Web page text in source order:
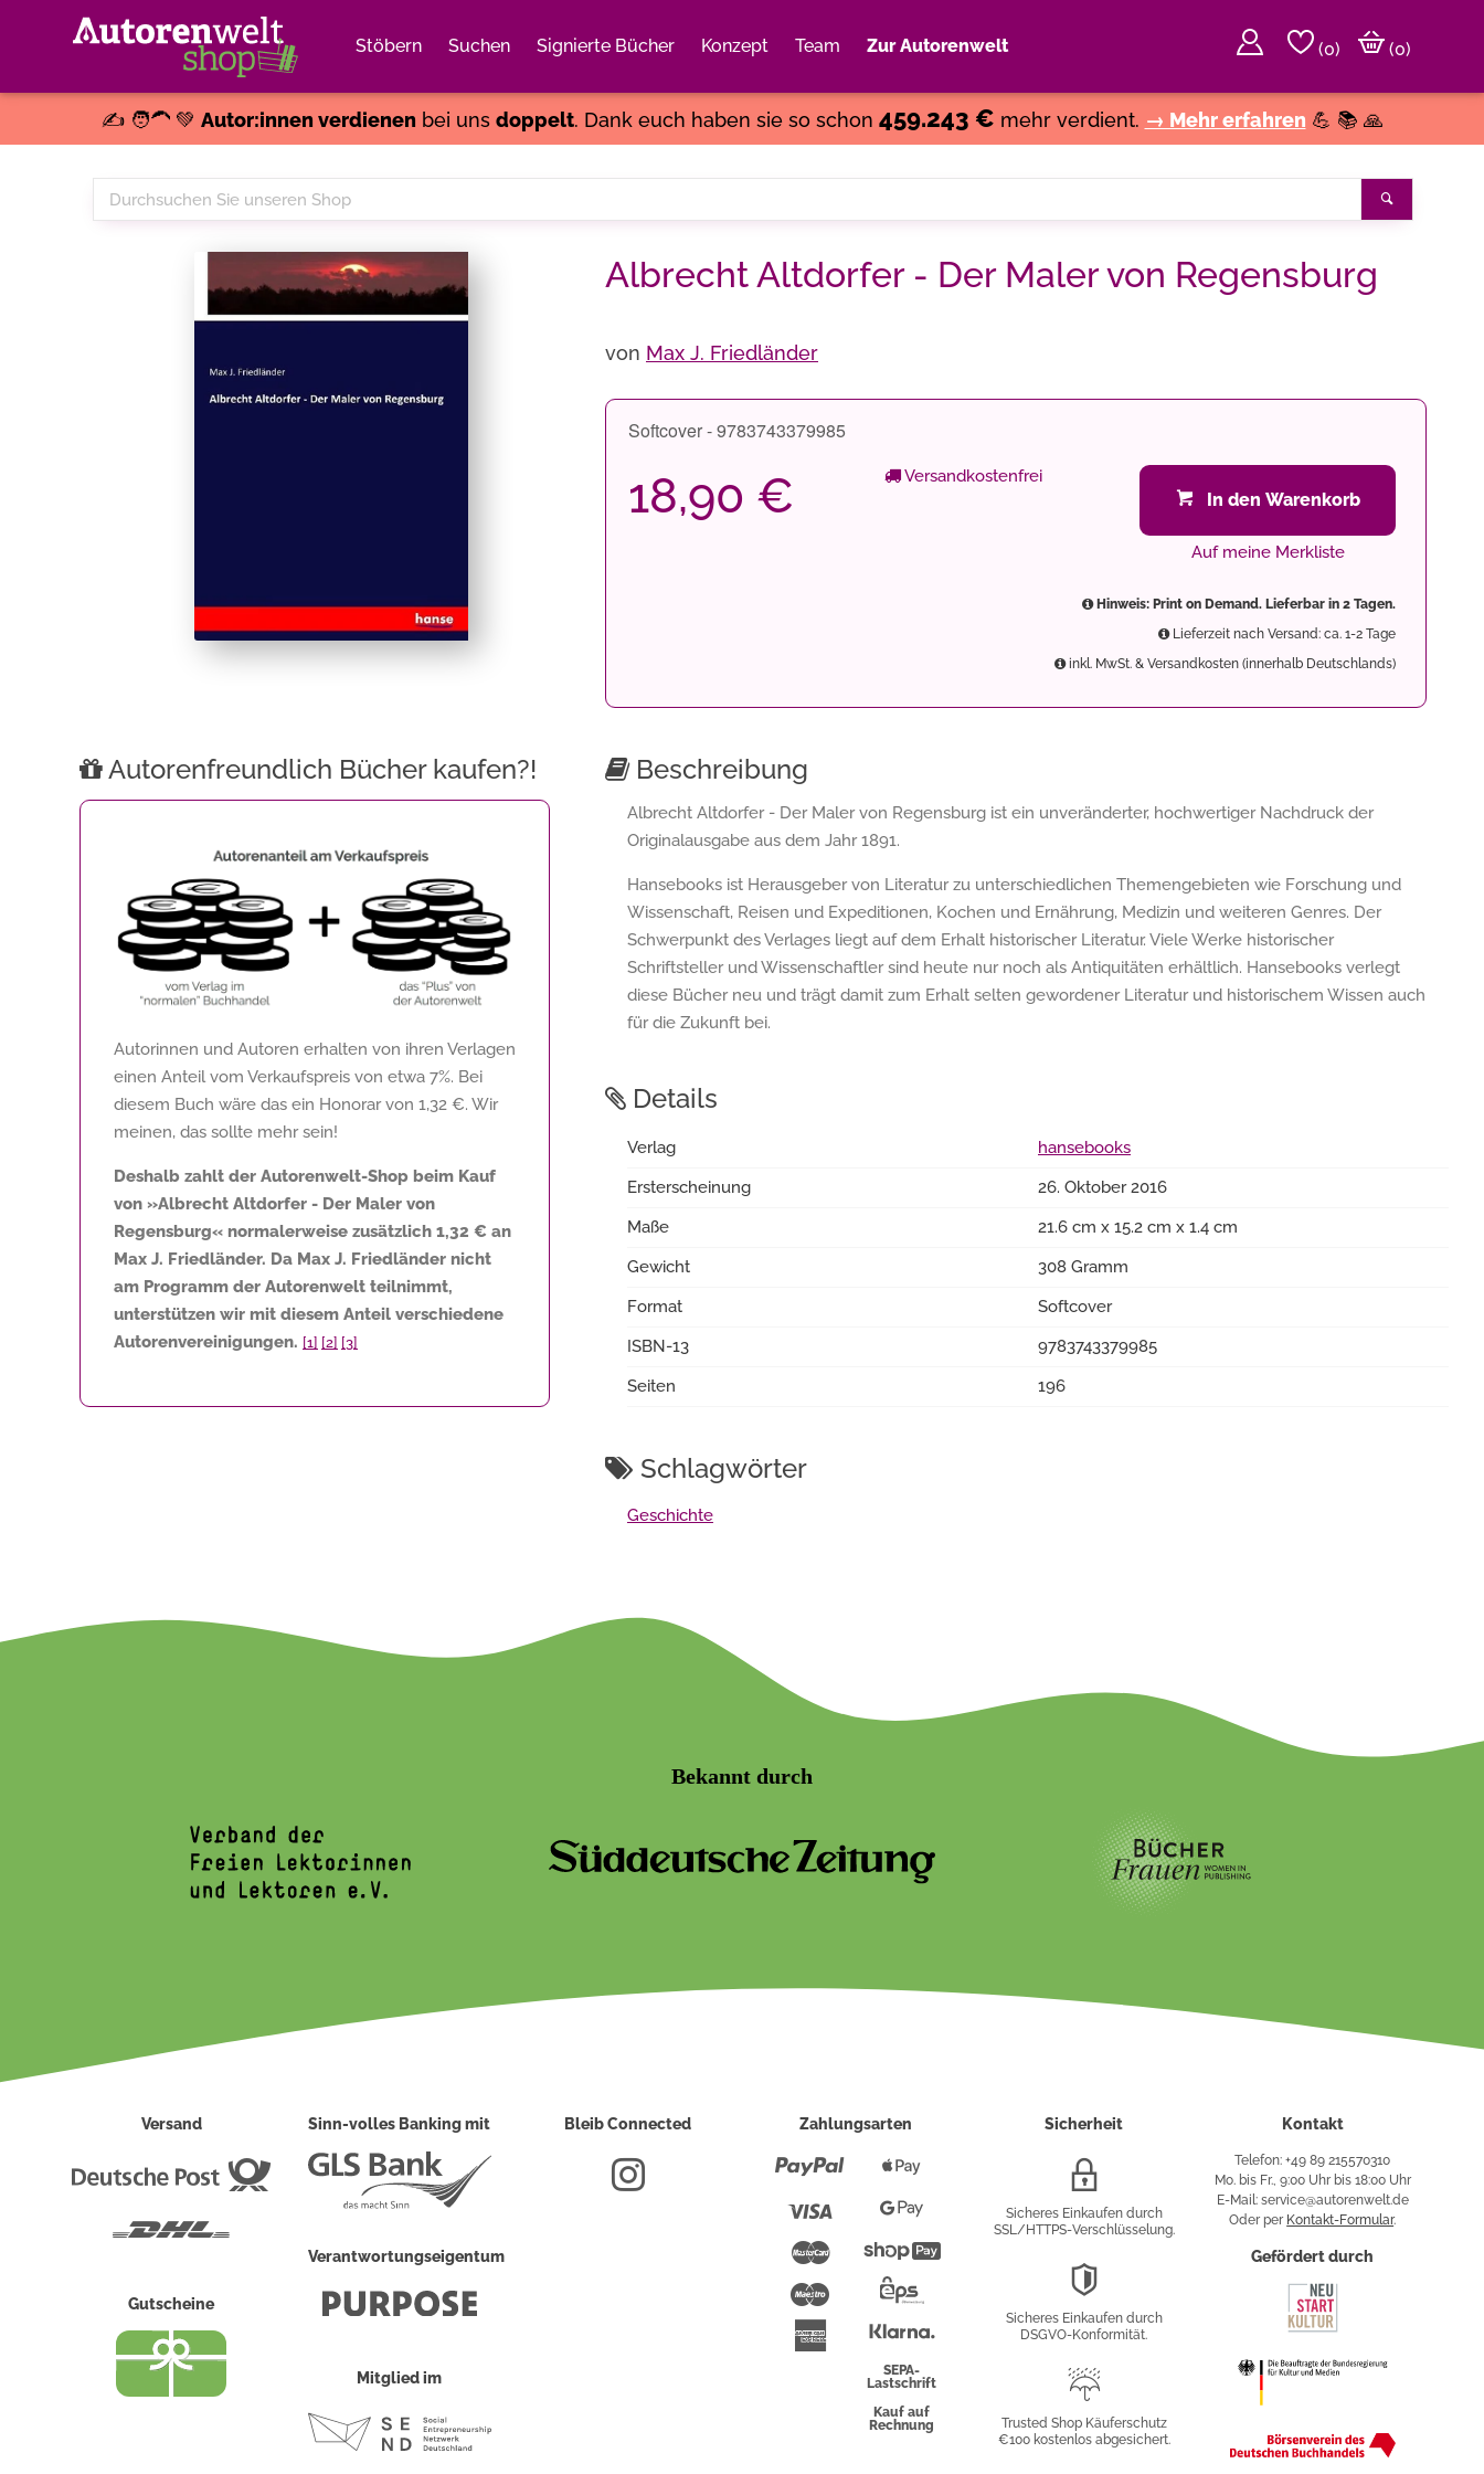
Stöbern Suchen Signierte Bücher Konzept Team Zur Autorenwelt (0)
(0)
✍️ 🧑‍🦱 💚 Autor:innen verdienenbei uns doppelt. Dank euch haben sie so schon 459.243 € mehr verdient. → Mehr erfahren 💪 📚 🙏
Durchsuchen
Sie
Albrecht Altdorfer - Der Maler von Regensburg
von Max J. Friedländer
Softcover - 9783743379985
18,90 € Versandkostenfrei
In den Warenkorb
Auf meine Merkliste
Hinweis: Print on Demand. Lieferbar in 2 Tagen.
Lieferzeit nach Versand: ca. 1-2 Tage
inkl. MwSt. & Versandkosten (innerhalb Deutschlands)
Autorenfreundlich Bücher kaufen?!
Autorinnen und Autoren erhalten von ihren Verlagen
einen Anteil vom Verkaufspreis von etwa 7%. Bei
diesem Buch wäre das ein Honorar von 1,32 €. Wir
meinen, das sollte mehr sein!
Deshalb zahlt der Autorenwelt-Shop beim Kauf
von »Albrecht Altdorfer - Der Maler von
Regensburg« normalerweise zusätzlich 1,32 € an
Max J. Friedländer. Da Max J. Friedländer nicht
am Programm der Autorenwelt teilnimmt,
unterstützen wir mit diesem Anteil verschiedene
Autorenvereinigungen. [1] [2] [3]
Beschreibung
Albrecht Altdorfer - Der Maler von Regensburg ist ein unveränderter, hochwertiger Nachdruck der
Originalausgabe aus dem Jahr 1891.
Hansebooks ist Herausgeber von Literatur zu unterschiedlichen Themengebieten wie Forschung und
Wissenschaft, Reisen und Expeditionen, Kochen und Ernährung, Medizin und weiteren Genres. Der
Schwerpunkt des Verlages liegt auf dem Erhalt historischer Literatur. Viele Werke historischer
Schriftsteller und Wissenschaftler sind heute nur noch als Antiquitäten erhältlich. Hansebooks verlegt
diese Bücher neu und trägt damit zum Erhalt selten gewordener Literatur und historischem Wissen auch
für die Zukunft bei.
Details
Verlag
hansebooks
Ersterscheinung
26. Oktober 2016
Maße
21.6 cm x 15.2 cm x 1.4 cm
Gewicht
308 Gramm
Format
Softcover
ISBN-13
9783743379985
Seiten
196
Schlagwörter
Geschichte
Bekannt durch
Versand
Deutsche
Gutscheine
Sinn-volles Banking mit
Verantwortungseigentum
Mitglied im
Bleib Connected Zahlungsarten
Paypal
Mastercard
Maestro
American
Express
Pay
PayShopify
Überweisung
SEPA-
Lastschrift
Kauf auf
Rechnung
Sicherheit
Verschlüsselung
Sicheres Einkaufen durch
SSL/HTTPS-Verschlüsselung.
Sicheres Einkaufen durch
DSGVO-Konformität.
Käuferschutz
Trusted Shop Käuferschutz
€100 kostenlos abgesichert.
Kontakt
Telefon: +49 89 215570310
Mo. bis Fr., 9:00 Uhr bis 18:00 Uhr
E-Mail: service@autorenwelt.de
Oder per Kontakt-Formular.
Gefördert durch